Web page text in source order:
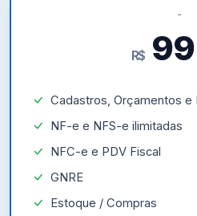
R$ 99
Cadastros, Orçamentos e
NF-e e NFS-e ilimitadas
NFC-e e PDV Fiscal
GNRE
Estoque / Compras